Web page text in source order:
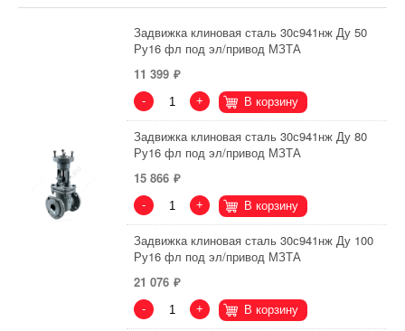
Задвижка клиновая сталь 30с941нж Ду 50
Ру16 фл под эл/привод МЗТА
11 399
- + В корзину
Задвижка клиновая сталь 30с941нж Ду 80
Ру16 фл под эл/привод МЗТА
15 866
- + В корзину
Задвижка клиновая сталь 30с941нж Ду 100
Ру16 фл под эл/привод МЗТА
21 076
- + В корзину